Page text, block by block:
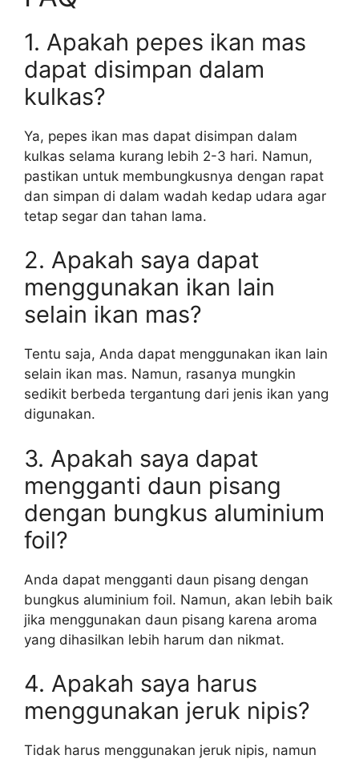
1. Apakah pepes ikan mas
dapat disimpan dalam
kulkas?
Ya, pepes ikan mas dapat disimpan dalam
kulkas selama kurang lebih 2-3 hari. Namun,
pastikan untuk membungkusnya dengan rapat
dan simpan di dalam wadah kedap udara agar
tetap segar dan tahan lama.
2. Apakah saya dapat
menggunakan ikan lain
selain ikan mas?
Tentu saja, Anda dapat menggunakan ikan lain
selain ikan mas. Namun, rasanya mungkin
sedikit berbeda tergantung dari jenis ikan yang
digunakan.
3. Apakah saya dapat
mengganti daun pisang
dengan bungkus aluminium
foil?
Anda dapat mengganti daun pisang dengan
bungkus aluminium foil. Namun, akan lebih baik
jika menggunakan daun pisang karena aroma
yang dihasilkan lebih harum dan nikmat.
4. Apakah saya harus
menggunakan jeruk nipis?
Tidak harus menggunakan jeruk nipis, namun